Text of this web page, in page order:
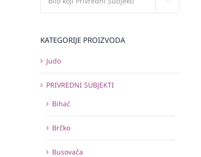
KATEGORIJE PROIZVODA
Judo
PRIVREDNI SUBJEKTI
Bihać
Brčko
Busovača